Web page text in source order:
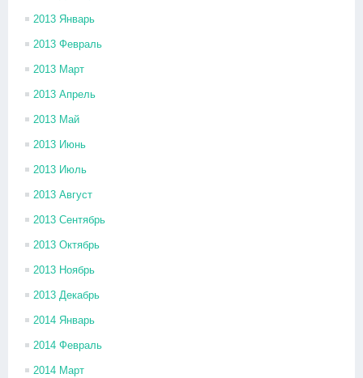
2013 Январь
2013 Февраль
2013 Март
2013 Апрель
2013 Май
2013 Июнь
2013 Июль
2013 Август
2013 Сентябрь
2013 Октябрь
2013 Ноябрь
2013 Декабрь
2014 Январь
2014 Февраль
2014 Март